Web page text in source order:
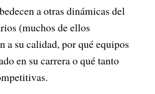
a otras dinámicas del
(muchos de ellos
a su calidad, por qué equipos
en su carrera o qué tanto